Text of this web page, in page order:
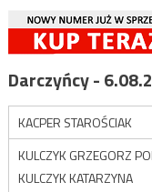
Darczyńcy -
KACPER STAROŚCIAK
KULCZYK GRZEGORZ
KULCZYK KATARZYNA